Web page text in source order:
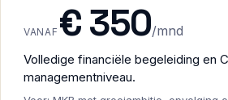
VANAF € 350/mnd
Volledige financiële begeleiding en
managementniveau.